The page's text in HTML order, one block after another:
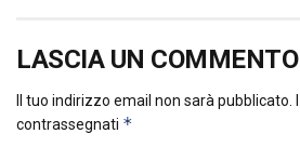
LASCIA UN COMMENTO
Il tuo indirizzo email non sarà pubblicato.
contrassegnati *